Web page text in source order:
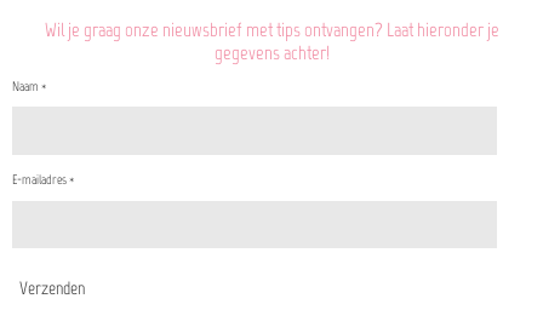
Wil je graag onze nieuwsbrief met tips ontvangen? Laat hieronder je
gegevens achter!
Naam *
E-mailadres *
Verzenden